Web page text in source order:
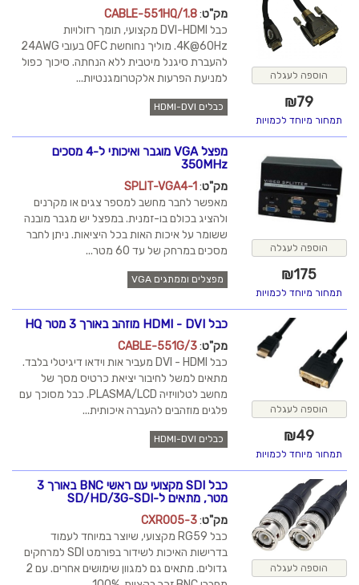
הוספה לעגלה
₪79
תמחור מיוחד לכמויות
מק"ט:
CABLE-551HQ/1.8
כבל DVI-HDMI מקצועי, תומך רזולויות
4K@60Hz. מוליך נחוחשת OFC בעובי 24AWG
להעברת סיגנל מיטבית ללא הנחתה. סיכוך כפול
למניעת הפרעות אלקטרומגנטיות...
כבלים HDMI-DVI
הוספה לעגלה
₪175
תמחור מיוחד לכמויות
מפצל VGA מוגבר ואיכותי ל-4 מסכים
350MHz
מק"ט:
SPLIT-VGA4-1
מאפשר לחבר מחשב למספר צגים או מקרנים
ולהציג בכולם בו-זמנית. במפצל יש מגבר מובנה
ששומר על איכות האות בכל היציאות. ניתן לחבר
מסכים במרחק של עד 60 מטר...
מפצלים וממתגים VGA
הוספה לעגלה
₪49
תמחור מיוחד לכמויות
כבל HDMI - DVI מוזהב באורך 3 מטר HQ
מק"ט:
CABLE-551G/3
כבל DVI - HDMI מעביר אות וידאו דיגיטלי בלבד.
מתאים למשל לחיבור יציאת כרטיס מסך של
מחשב לטלוויזיה PLASMA/LCD. כבל מסוכך עם
פלגים מוזהבים להעברה איכותית...
כבלים HDMI-DVI
הוספה לעגלה
כבל SDI מקצועי עם ראשי BNC באורך 3
מטר, מתאים ל-SD/HD/3G-SDI
מק"ט:
CXR005-3
כבל RG59 מקצועי, שיוצר במיוחד לעמוד
בדרישות האיכות לשידור בפורמט SDI למרחקים
גדולים. מתאים גם למגוון שימושים אחרים. עם 2